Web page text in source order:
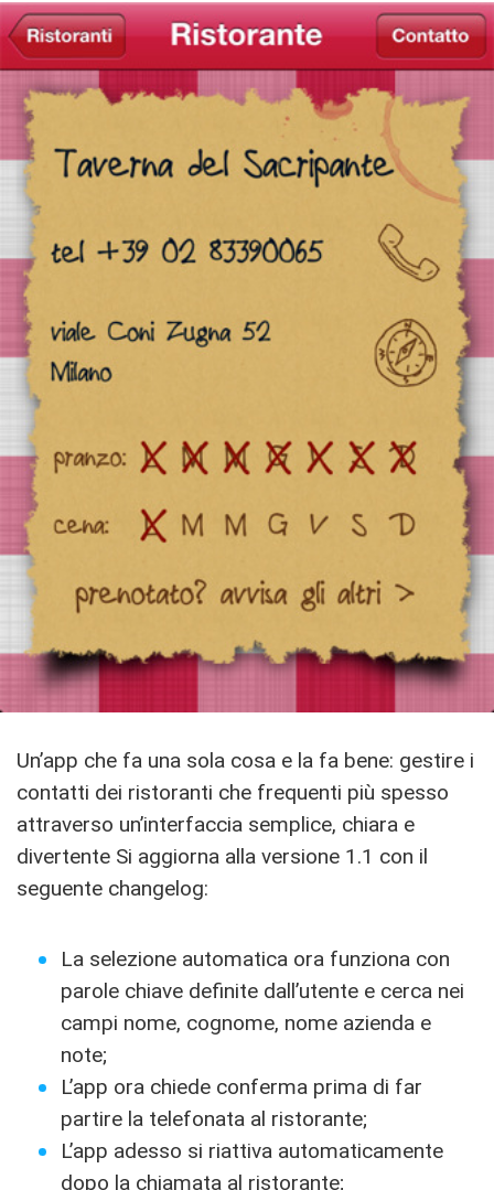
Un’app che fa una sola cosa e la fa bene: gestire i
contatti dei ristoranti che frequenti più spesso
attraverso un’interfaccia semplice, chiara e
divertente Si aggiorna alla versione 1.1 con il
seguente changelog:
La selezione automatica ora funziona con
parole chiave definite dall’utente e cerca nei
campi nome, cognome, nome azienda e
note;
L’app ora chiede conferma prima di far
partire la telefonata al ristorante;
L’app adesso si riattiva automaticamente
dopo la chiamata al ristorante;